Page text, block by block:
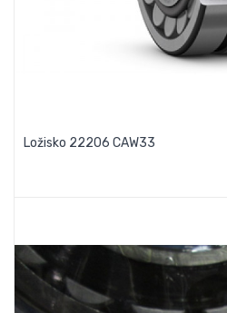
Ložisko 22206 CAW33